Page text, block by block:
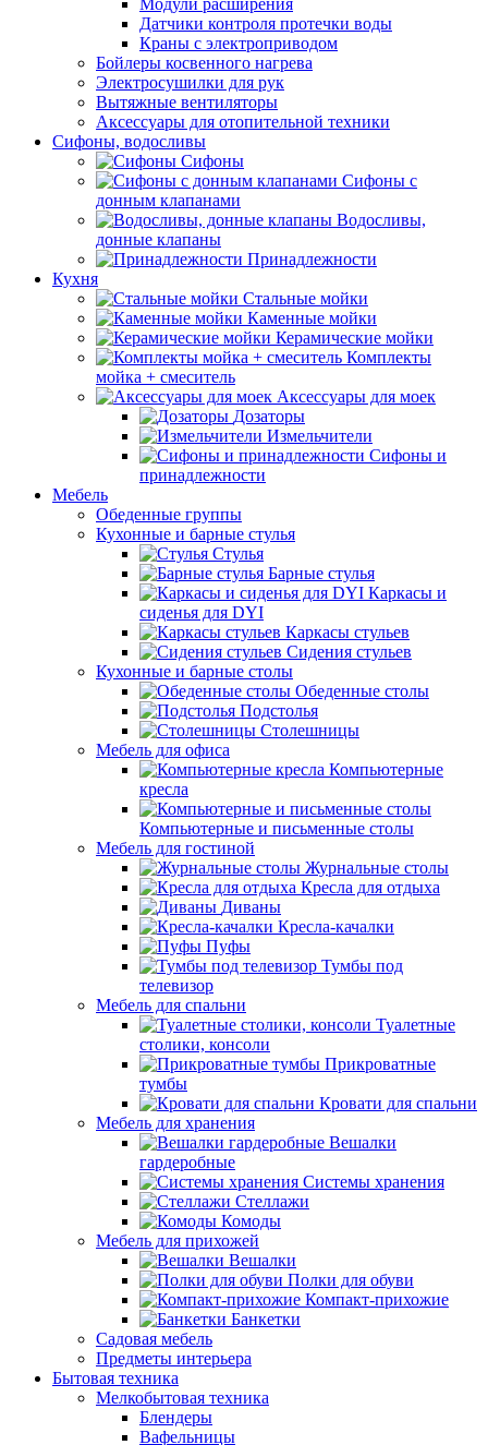
Модули расширения
Датчики контроля протечки воды
Краны с электроприводом
Бойлеры косвенного нагрева
Электросушилки для рук
Вытяжные вентиляторы
Аксессуары для отопительной техники
Сифоны, водосливы
Сифоны
Сифоны с
донным клапанами
Водосливы,
донные клапаны
Принадлежности
Кухня
Стальные мойки
Каменные мойки
Керамические мойки
Комплекты
мойка + смеситель
Аксессуары для моек
Дозаторы
Измельчители
Сифоны и
принадлежности
Мебель
Обеденные группы
Кухонные и барные стулья
Стулья
Барные стулья
Каркасы и
сиденья для DYI
Каркасы стульев
Сидения стульев
Кухонные и барные столы
Обеденные столы
Подстолья
Столешницы
Мебель для офиса
Компьютерные
кресла
Компьютерные и письменные столы
Мебель для гостиной
Журнальные столы
Кресла для отдыха
Диваны
Кресла-качалки
Пуфы
Тумбы под
телевизор
Мебель для спальни
Туалетные
столики, консоли
Прикроватные
тумбы
Кровати для спальни
Мебель для хранения
Вешалки
гардеробные
Системы хранения
Стеллажи
Комоды
Мебель для прихожей
Вешалки
Полки для обуви
Компакт-прихожие
Банкетки
Садовая мебель
Предметы интерьера
Бытовая техника
Мелкобытовая техника
Блендеры
Вафельницы